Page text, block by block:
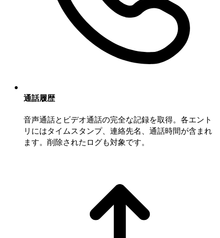
通話履歴
音声通話とビデオ通話の完全な記録を取得。各エント
リにはタイムスタンプ、連絡先名、通話時間が含まれ
ます。削除されたログも対象です。